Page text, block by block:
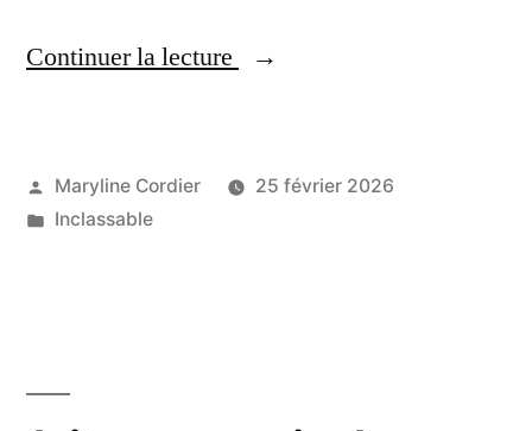
Continuer la lecture
« Évry-
sur
Publié
par
Maryline Cordier
25 février 2026
Publié
Inclassable